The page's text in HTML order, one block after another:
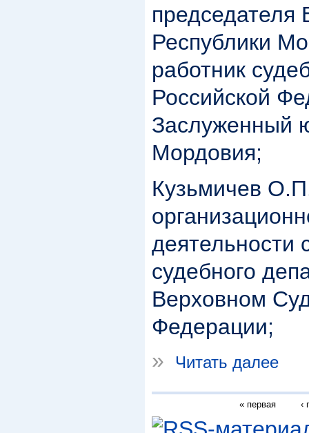
председателя
Республики
работник
Российской
Заслуженный
Мордовия;
Кузьмичев
судебного
Верховном
Федерации;
»
Читать далее
« первая ‹